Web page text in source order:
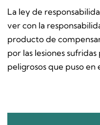
La ley de
ver con la
producto de
por las lesiones
peligrosos que puso en